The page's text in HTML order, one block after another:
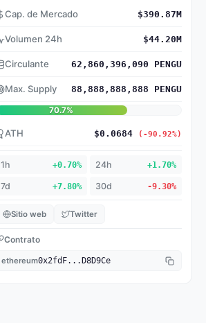
Cap. de Mercado $390.87M
Volumen 24h $44.20M
Circulante 62,860,396,090 PENGU
Max. Supply 88,888,888,888 PENGU
70.7%
ATH $0.0684 (-90.92%)
1h +0.70% 24h +1.70%
7d +7.80% 30d -9.30%
Sitio web Twitter
Contrato
ethereum0x2fdF...D8D9Ce